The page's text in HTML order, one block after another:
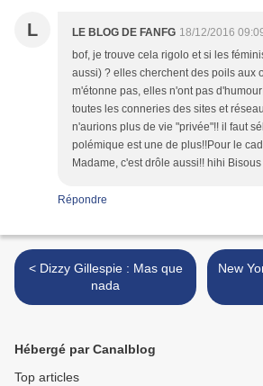
L LE BLOG DE FANFG 18/12/2016
bof, je trouve cela rigolo et si les
aussi) ? elles cherchent des poils aux
m'étonne pas, elles n'ont pas
toutes les conneries des sites et
n'aurions plus de vie "privée"!! il faut
polémique est une de plus!!Pour le
Madame, c'est drôle aussi!! hihi Bisous
Répondre
< Dizzy Gillespie : Mas que
nada
New York
Hébergé par Canalblog
Top articles